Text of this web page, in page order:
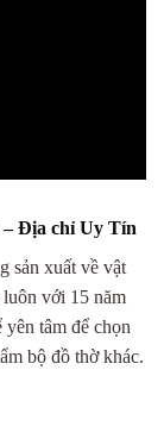
– Địa chỉ Uy Tín
sản xuất về vật
với 15 năm
tâm để chọn
bộ đồ thờ khác.